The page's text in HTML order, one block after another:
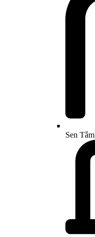
Sen Tắm